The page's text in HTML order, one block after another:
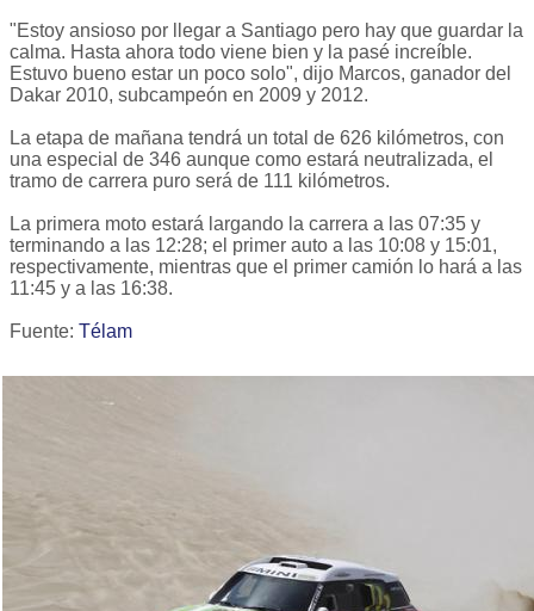
"Estoy ansioso por llegar a Santiago pero hay que guardar la
calma. Hasta ahora todo viene bien y la pasé increíble.
Estuvo bueno estar un poco solo", dijo Marcos, ganador del
Dakar 2010, subcampeón en 2009 y 2012.
La etapa de mañana tendrá un total de 626 kilómetros, con
una especial de 346 aunque como estará neutralizada, el
tramo de carrera puro será de 111 kilómetros.
La primera moto estará largando la carrera a las 07:35 y
terminando a las 12:28; el primer auto a las 10:08 y 15:01,
respectivamente, mientras que el primer camión lo hará a las
11:45 y a las 16:38.
Fuente: Télam